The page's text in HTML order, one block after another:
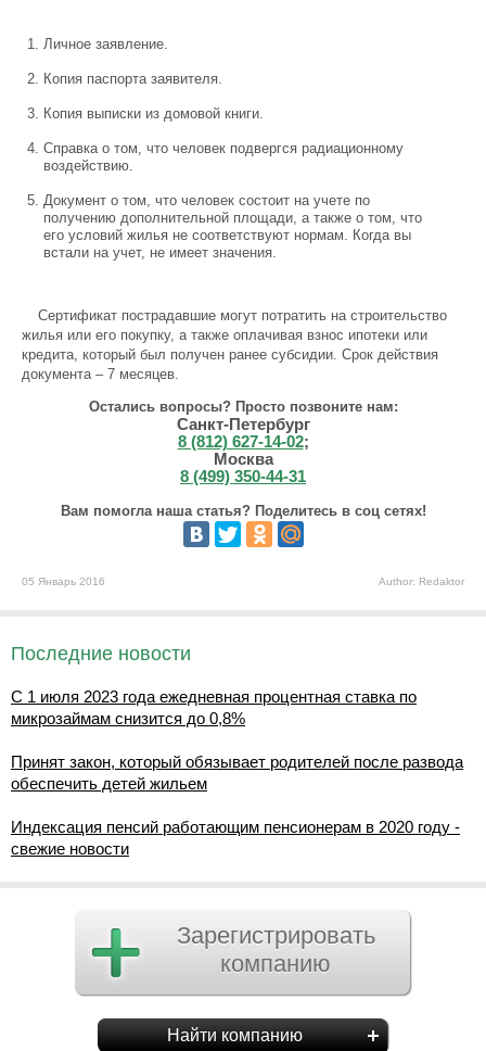
Личное заявление.
Копия паспорта заявителя.
Копия выписки из домовой книги.
Справка о том, что человек подвергся радиационному
воздействию.
Документ о том, что человек состоит на учете по
получению дополнительной площади, а также о том, что
его условий жилья не соответствуют нормам. Когда вы
встали на учет, не имеет значения.
Сертификат пострадавшие могут потратить на строительство
жилья или его покупку, а также оплачивая взнос ипотеки или
кредита, который был получен ранее субсидии. Срок действия
документа – 7 месяцев.
Остались вопросы? Просто позвоните нам:
Санкт-Петербург
8 (812) 627-14-02;
Москва
8 (499) 350-44-31
Вам помогла наша статья? Поделитесь в соц сетях!
05 Январь 2016 Author: Redaktor
Последние новости
С 1 июля 2023 года ежедневная процентная ставка по
микрозаймам снизится до 0,8%
Принят закон, который обязывает родителей после развода
обеспечить детей жильем
Индексация пенсий работающим пенсионерам в 2020 году -
свежие новости
Зарегистрировать
компанию
Найти компанию